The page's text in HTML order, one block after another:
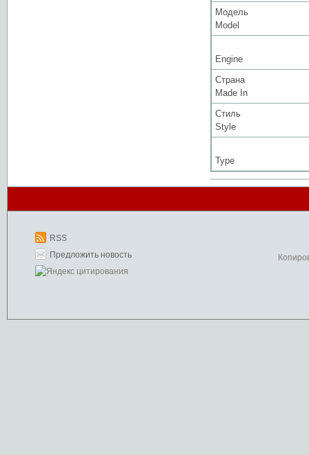
Модель
Model
Engine
Страна
Made In
Стиль
Style
Type
RSS
Предложить новость